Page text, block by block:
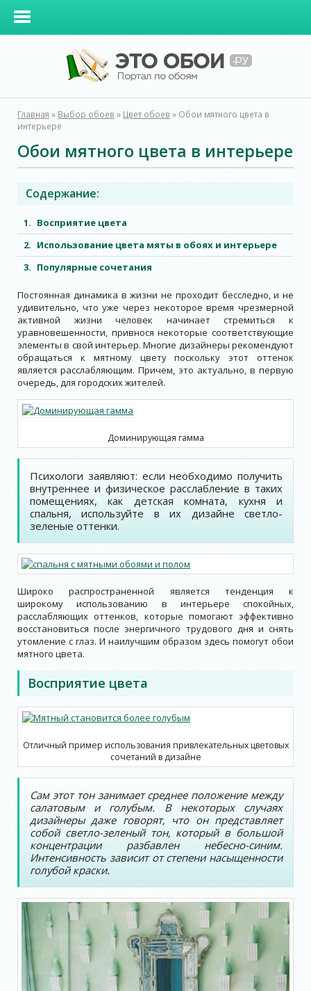
Главная » Выбор обоев » Цвет обоев » Обои мятного цвета в
интерьере
Обои мятного цвета в интерьере
Содержание:
Восприятие цвета
Использование цвета мяты в обоях и интерьере
Популярные сочетания
Постоянная динамика в жизни не проходит бесследно, и не
удивительно, что уже через некоторое время чрезмерной
активной жизни человек начинает стремиться к
уравновешенности, привнося некоторые соответствующие
элементы в свой интерьер. Многие дизайнеры рекомендуют
обращаться к мятному цвету поскольку этот оттенок
является расслабляющим. Причем, это актуально, в первую
очередь, для городских жителей.
Доминирующая гамма
Психологи заявляют: если необходимо получить
внутреннее и физическое расслабление в таких
помещениях, как детская комната, кухня и
спальня, используйте в их дизайне светло-
зеленые оттенки.
Широко распространенной является тенденция к
широкому использованию в интерьере спокойных,
расслабляющих оттенков, которые помогают эффективно
восстановиться после энергичного трудового дня и снять
утомление с глаз. И наилучшим образом здесь помогут обои
мятного цвета.
Восприятие цвета
Отличный пример использования привлекательных цветовых
сочетаний в дизайне
Сам этот тон занимает среднее положение между
салатовым и голубым. В некоторых случаях
дизайнеры даже говорят, что он представляет
собой светло-зеленый тон, который в большой
концентрации разбавлен небесно-синим.
Интенсивность зависит от степени насыщенности
голубой краски.